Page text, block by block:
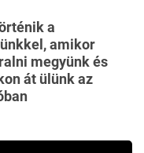
a
amikor
megyünk és
át ülünk az